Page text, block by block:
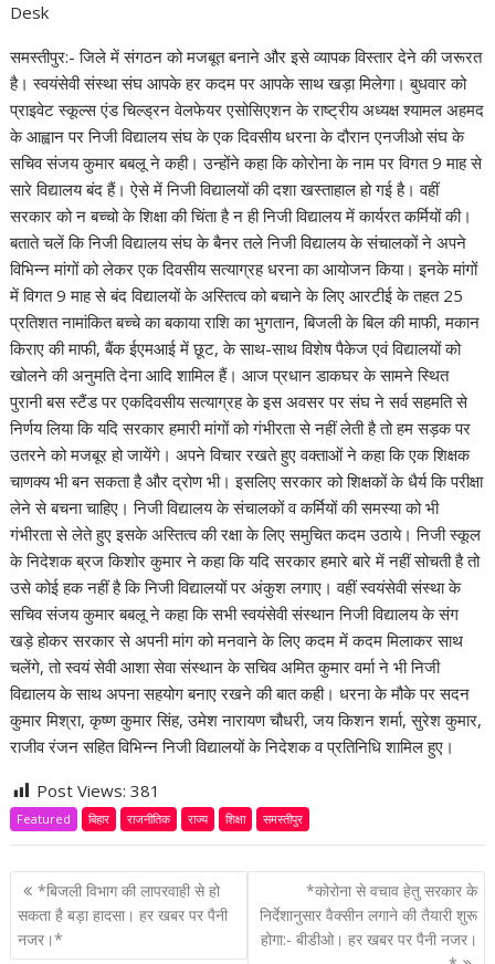
Desk
समस्तीपुर:- जिले में संगठन को मजबूत बनाने और इसे व्यापक विस्तार देने की जरूरत
है। स्वयंसेवी संस्था संघ आपके हर कदम पर आपके साथ खड़ा मिलेगा। बुधवार को
प्राइवेट स्कूल्स एंड चिल्ड्रन वेलफेयर एसोसिएशन के राष्ट्रीय अध्यक्ष श्यामल अहमद
के आह्वान पर निजी विद्यालय संघ के एक दिवसीय धरना के दौरान एनजीओ संघ के
सचिव संजय कुमार बबलू ने कही। उन्होंने कहा कि कोरोना के नाम पर विगत 9 माह से
सारे विद्यालय बंद हैं। ऐसे में निजी विद्यालयों की दशा खस्ताहाल हो गई है। वहीं
सरकार को न बच्चो के शिक्षा की चिंता है न ही निजी विद्यालय में कार्यरत कर्मियों की।
बताते चलें कि निजी विद्यालय संघ के बैनर तले निजी विद्यालय के संचालकों ने अपने
विभिन्न मांगों को लेकर एक दिवसीय सत्याग्रह धरना का आयोजन किया। इनके मांगों
में विगत 9 माह से बंद विद्यालयों के अस्तित्व को बचाने के लिए आरटीई के तहत 25
प्रतिशत नामांकित बच्चे का बकाया राशि का भुगतान, बिजली के बिल की माफी, मकान
किराए की माफी, बैंक ईएमआई में छूट, के साथ-साथ विशेष पैकेज एवं विद्यालयों को
खोलने की अनुमति देना आदि शामिल हैं। आज प्रधान डाकघर के सामने स्थित
पुरानी बस स्टैंड पर एकदिवसीय सत्याग्रह के इस अवसर पर संघ ने सर्व सहमति से
निर्णय लिया कि यदि सरकार हमारी मांगों को गंभीरता से नहीं लेती है तो हम सड़क पर
उतरने को मजबूर हो जायेंगे। अपने विचार रखते हुए वक्ताओं ने कहा कि एक शिक्षक
चाणक्य भी बन सकता है और द्रोण भी। इसलिए सरकार को शिक्षकों के धैर्य कि परीक्षा
लेने से बचना चाहिए। निजी विद्यालय के संचालकों व कर्मियों की समस्या को भी
गंभीरता से लेते हुए इसके अस्तित्व की रक्षा के लिए समुचित कदम उठाये। निजी स्कूल
के निदेशक ब्रज किशोर कुमार ने कहा कि यदि सरकार हमारे बारे में नहीं सोचती है तो
उसे कोई हक नहीं है कि निजी विद्यालयों पर अंकुश लगाए। वहीं स्वयंसेवी संस्था के
सचिव संजय कुमार बबलू ने कहा कि सभी स्वयंसेवी संस्थान निजी विद्यालय के संग
खड़े होकर सरकार से अपनी मांग को मनवाने के लिए कदम में कदम मिलाकर साथ
चलेंगे, तो स्वयं सेवी आशा सेवा संस्थान के सचिव अमित कुमार वर्मा ने भी निजी
विद्यालय के साथ अपना सहयोग बनाए रखने की बात कही। धरना के मौके पर सदन
कुमार मिश्रा, कृष्ण कुमार सिंह, उमेश नारायण चौधरी, जय किशन शर्मा, सुरेश कुमार,
राजीव रंजन सहित विभिन्न निजी विद्यालयों के निदेशक व प्रतिनिधि शामिल हुए।
Post Views:381
Featured बिहार राजनीतिक राज्य शिक्षा समस्तीपुर
P
o
s
*बिजली विभाग की लापरवाही से हो
सकता है बड़ा हादसा। हर खबर पर पैनी
नजर।*
*कोरोना से वचाव हेतु सरकार के
निर्देशानुसार वैक्सीन लगाने की तैयारी शुरू
होगा:- बीडीओ। हर खबर पर पैनी नजर।